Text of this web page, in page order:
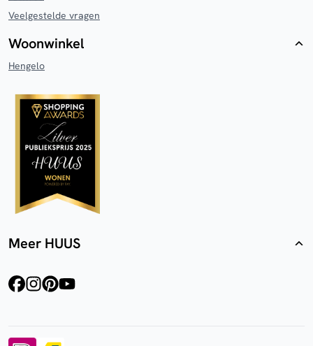
Veelgestelde vragen
Woonwinkel
Hengelo
Meer HUUS
facebookinstagram
pinterest
youtube